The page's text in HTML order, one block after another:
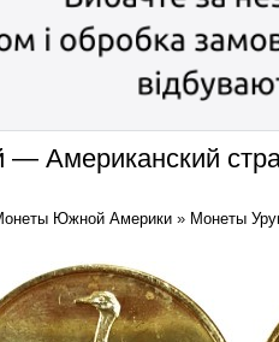
— Американский
Южной Америки » Монеты